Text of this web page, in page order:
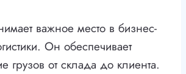
важное место в бизнес-
Он обеспечивает
грузов от склада до клиента.